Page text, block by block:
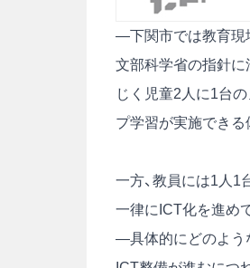
―下関市では教育現
文部科学省の指針に
じく児童2人に1台
プ学習が実施できる
一方、教員には1人1
一律にICT化を進め
―具体的にどのよう